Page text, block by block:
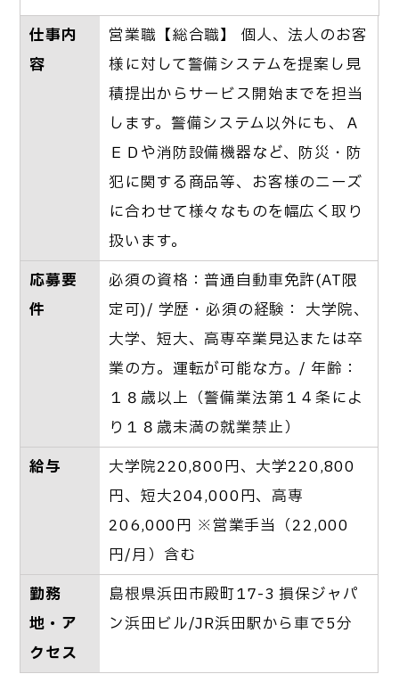
仕事内
容
営業職【総合職】 個人、法人のお客
様に対して警備システムを提案し見
積提出からサービス開始までを担当
します。警備システム以外にも、Ａ
ＥＤや消防設備機器など、防災・防
犯に関する商品等、お客様のニーズ
に合わせて様々なものを幅広く取り
扱います。
応募要
件
必須の資格：普通自動車免許(AT限
定可)/ 学歴・必須の経験： 大学院、
大学、短大、高専卒業見込または卒
業の方。運転が可能な方。/ 年齢：
１８歳以上（警備業法第１４条によ
り１８歳未満の就業禁止）
給与
大学院220,800円、大学220,800
円、短大204,000円、高専
206,000円 ※営業手当（22,000
円/月）含む
勤務
地・ア
クセス
島根県浜田市殿町17-3 損保ジャパ
ン浜田ビル/JR浜田駅から車で5分